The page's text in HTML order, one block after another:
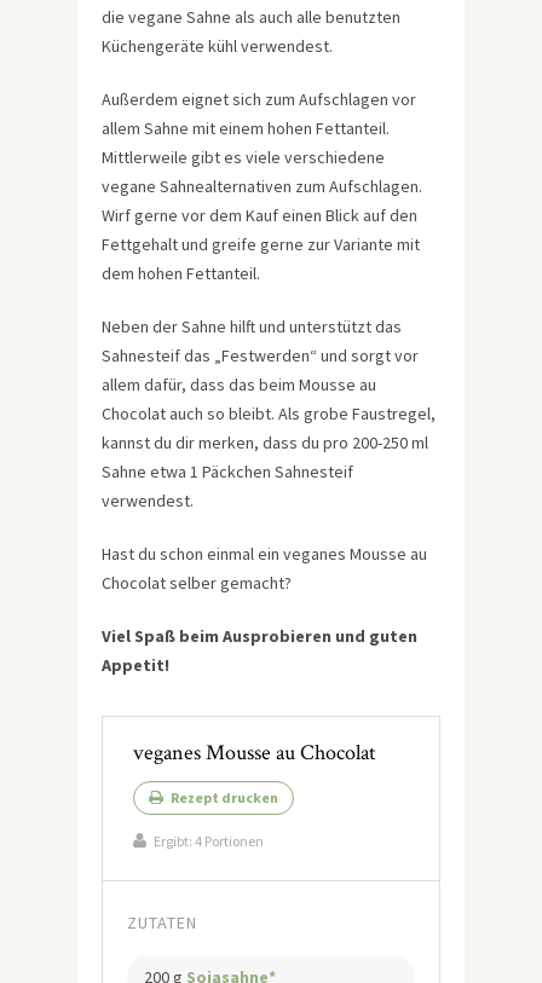
die vegane Sahne als auch alle benutzten
Küchengeräte kühl verwendest.
Außerdem eignet sich zum Aufschlagen vor
allem Sahne mit einem hohen Fettanteil.
Mittlerweile gibt es viele verschiedene
vegane Sahnealternativen zum Aufschlagen.
Wirf gerne vor dem Kauf einen Blick auf den
Fettgehalt und greife gerne zur Variante mit
dem hohen Fettanteil.
Neben der Sahne hilft und unterstützt das
Sahnesteif das „Festwerden“ und sorgt vor
allem dafür, dass das beim Mousse au
Chocolat auch so bleibt. Als grobe Faustregel,
kannst du dir merken, dass du pro 200-250 ml
Sahne etwa 1 Päckchen Sahnesteif
verwendest.
Hast du schon einmal ein veganes Mousse au
Chocolat selber gemacht?
Viel Spaß beim Ausprobieren und guten
Appetit!
veganes Mousse au Chocolat
Rezept drucken
Ergibt: 4 Portionen
ZUTATEN
200 g Sojasahne*